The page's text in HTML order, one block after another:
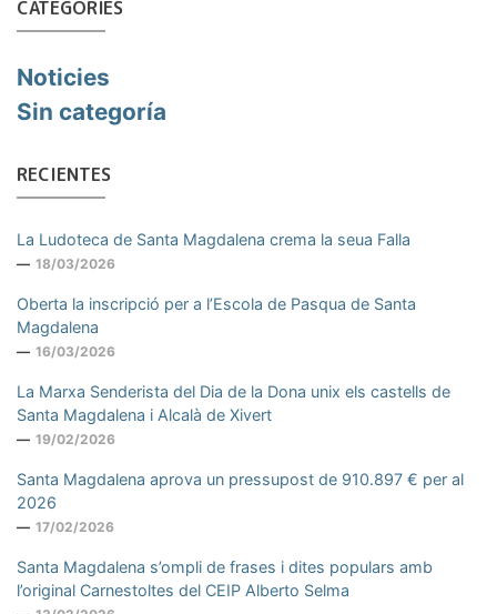
CATEGORÍES
Noticies
Sin categoría
RECIENTES
La Ludoteca de Santa Magdalena crema la seua Falla
18/03/2026
Oberta la inscripció per a l’Escola de Pasqua de Santa
Magdalena
16/03/2026
La Marxa Senderista del Dia de la Dona unix els castells de
Santa Magdalena i Alcalà de Xivert
19/02/2026
Santa Magdalena aprova un pressupost de 910.897 € per al
2026
17/02/2026
Santa Magdalena s’ompli de frases i dites populars amb
l’original Carnestoltes del CEIP Alberto Selma